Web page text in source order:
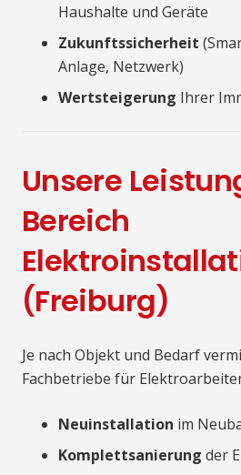
Haushalte und Geräte
Zukunftssicherheit
Anlage, Netzwerk)
Wertsteigerung Ihrer
Unsere
Bereich
(Freiburg)
Je nach Objekt und Bedarf
Fachbetriebe für
Neuinstallation im
Komplettsanierung der